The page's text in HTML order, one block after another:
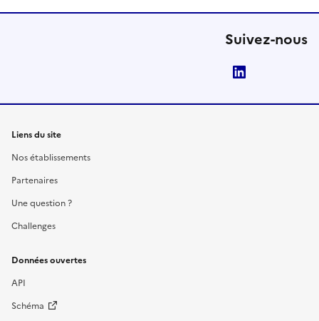
Suivez-nous
Liens du site
Nos établissements
Partenaires
Une question ?
Challenges
Données ouvertes
API
Schéma